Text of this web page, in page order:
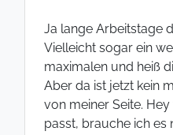
Ja lange Arbeitstage
Vielleicht sogar ein
maximalen und heiß
Aber da ist jetzt kein
von meiner Seite.
passt, brauche ich es